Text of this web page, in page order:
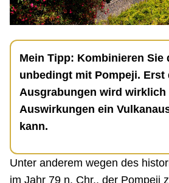
Mein Tipp: Kombinieren Sie
unbedingt mit Pompeji. Erst
Ausgrabungen wird wirklich
Auswirkungen ein
kann.
Unter anderem wegen des
im Jahr 79 n. Chr., der Pompeji